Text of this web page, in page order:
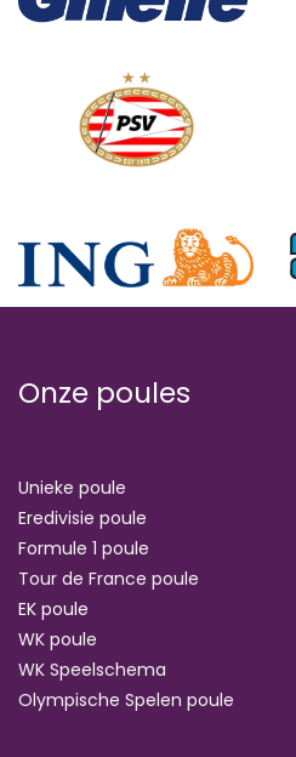
Onze poules
Unieke poule
Eredivisie poule
Formule 1 poule
Tour de France poule
EK poule
WK poule
WK Speelschema
Olympische Spelen poule